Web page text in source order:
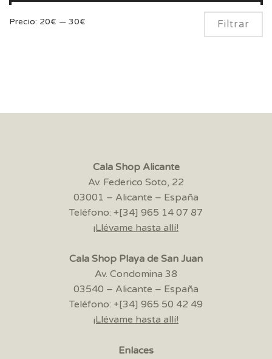
Filtrar
Precio: 20€ — 30€
Cala Shop Alicante
Av. Federico Soto, 22
03001 – Alicante – España
Teléfono: +[34] 965 14 07 87
¡Llévame hasta allí!
Cala Shop Playa de San Juan
Av. Condomina 38
03540 – Alicante – España
Teléfono: +[34] 965 50 42 49
¡Llévame hasta allí!
Enlaces